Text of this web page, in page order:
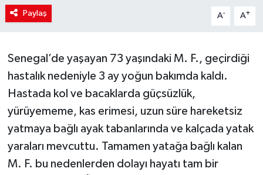
Paylaş A- A+
Senegal’de yaşayan 73 yaşındaki M. F., geçirdiği
hastalık nedeniyle 3 ay yoğun bakımda kaldı.
Hastada kol ve bacaklarda güçsüzlük,
yürüyememe, kas erimesi, uzun süre hareketsiz
yatmaya bağlı ayak tabanlarında ve kalçada yatak
yaraları mevcuttu. Tamamen yatağa bağlı kalan
M. F. bu nedenlerden dolayı hayatı tam bir